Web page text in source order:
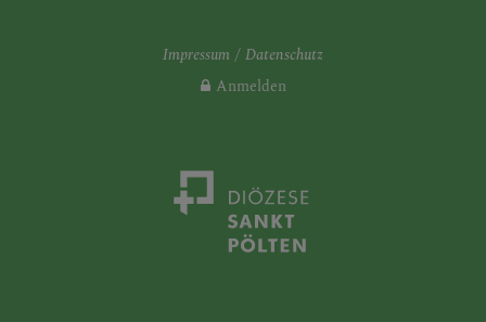
Impressum
Datenschutz
Anmelden